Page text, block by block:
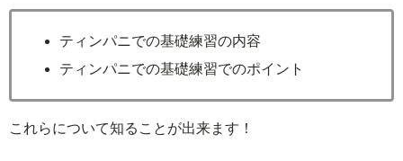
ティンパニでの基礎練習の内容
ティンパニでの基礎練習でのポイント
これらについて知ることが出来ます！